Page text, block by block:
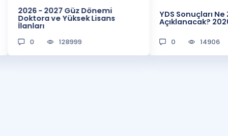
2026 - 2027 Güz Dönemi
Doktora ve Yüksek Lisans
İlanları
0 128999
YDS Sonuçları
Açıklanacak?
0 14906